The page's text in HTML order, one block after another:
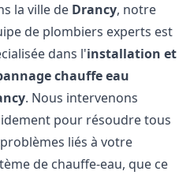
la ville de Drancy, notre
de plombiers experts est
dans l'installation et
chauffe eau
. Nous intervenons
pour résoudre tous
liés à votre
de chauffe-eau, que ce